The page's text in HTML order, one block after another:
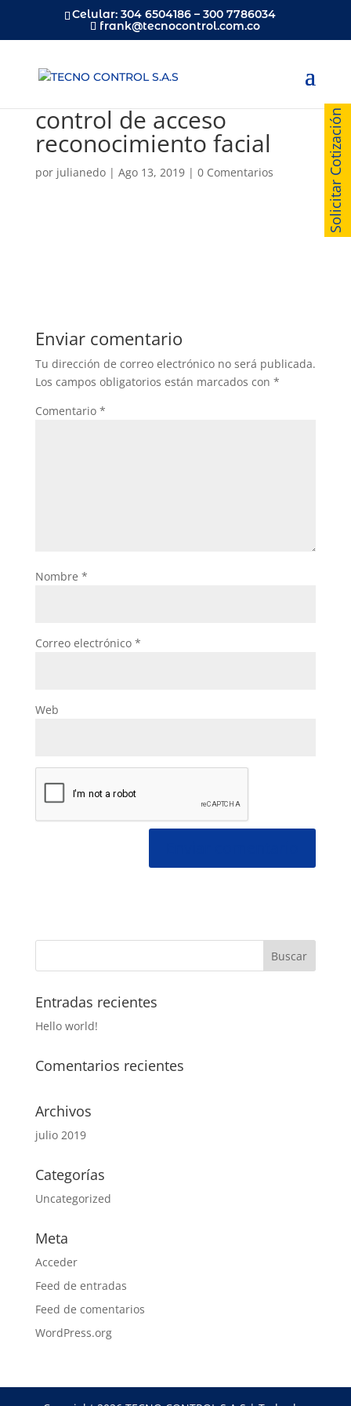
Celular: 304 6504186 – 300 7786034
frank@tecnocontrol.com.co
control de acceso
reconocimiento facial
por julianedo| Ago 13, 2019| 0 Comentarios
Enviar comentario
Tu dirección de correo electrónico no será publicada.
Los campos obligatorios están marcados con *
Comentario *
Nombre *
Correo electrónico *
Web
Entradas recientes
Hello world!
Comentarios recientes
Archivos
julio 2019
Categorías
Uncategorized
Meta
Acceder
Feed de entradas
Feed de comentarios
WordPress.org
Solicitar Cotización